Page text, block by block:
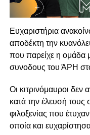
Eυχαριστήρια
αποδέκτη την
που παρείχε η ομάδα
συνοδους του ΆΡΗ στο
Οι κιτρινόμαυροι
κατά την έλευσή
φιλοξενίας που
οποία και